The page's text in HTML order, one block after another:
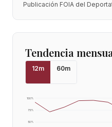
Publicación FOIA del
Tendencia
12m 60m
50%
75%
100%